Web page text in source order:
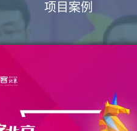
项目案例